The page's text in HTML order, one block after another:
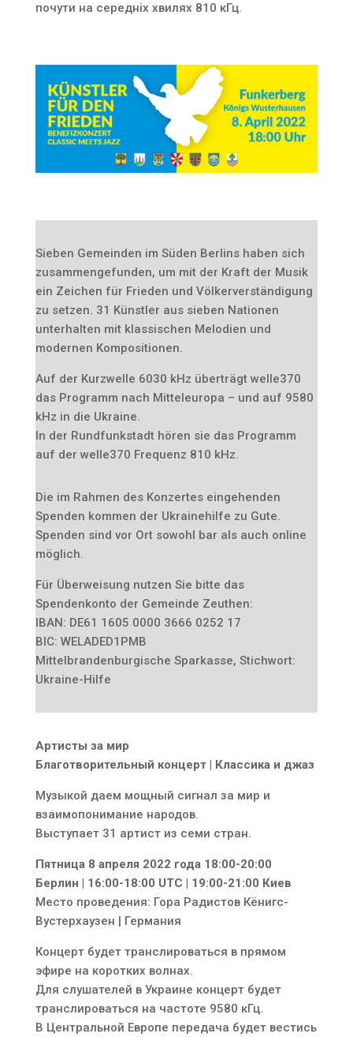
почути на середніх хвилях 810 кГц.
Sieben Gemeinden im Süden Berlins haben sich
zusammengefunden, um mit der Kraft der Musik
ein Zeichen für Frieden und Völkerverständigung
zu setzen. 31 Künstler aus sieben Nationen
unterhalten mit klassischen Melodien und
modernen Kompositionen.
Auf der Kurzwelle 6030 kHz überträgt welle370
das Programm nach Mitteleuropa – und auf 9580
kHz in die Ukraine.
In der Rundfunkstadt hören sie das Programm
auf der welle370 Frequenz 810 kHz.
Die im Rahmen des Konzertes eingehenden
Spenden kommen der Ukrainehilfe zu Gute.
Spenden sind vor Ort sowohl bar als auch online
möglich.
Für Überweisung nutzen Sie bitte das
Spendenkonto der Gemeinde Zeuthen:
IBAN: DE61 1605 0000 3666 0252 17
BIC: WELADED1PMB
Mittelbrandenburgische Sparkasse, Stichwort:
Ukraine-Hilfe
Артисты за мир
Благотворительный концерт | Классика и джаз
Музыкой даем мощный сигнал за мир и
взаимопонимание народов.
Выступает 31 артист из семи стран.
Пятница 8 апреля 2022 года 18:00-20:00
Берлин | 16:00-18:00 UTC | 19:00-21:00 Киев
Место проведения: Гора Радистов Кёнигс-
Вустерхаузен | Германия
Концерт будет транслироваться в прямом
эфире на коротких волнах.
Для слушателей в Украине концерт будет
транслироваться на частоте 9580 кГц.
В Центральной Европе передача будет вестись